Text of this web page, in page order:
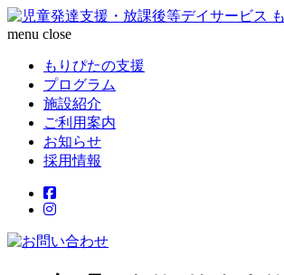
menu close
もりぴたの支援
プログラム
施設紹介
ご利用案内
お知らせ
採用情報